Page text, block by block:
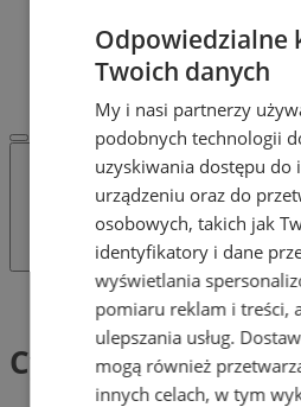
Pracuj.pl -
REKLAMA
WSPÓŁPRACA
Tag: Cykl imprez
Cykl imprez (1)
Odpowiedzialne
Twoich danych
My i nasi partnerzy
podobnych technologii
uzyskiwania dostępu
urządzeniu oraz do
osobowych, takich jak
identyfikatory i dane
wyświetlania
pomiaru reklam i treści,
ulepszania usług.
mogą również
innych celach, w tym